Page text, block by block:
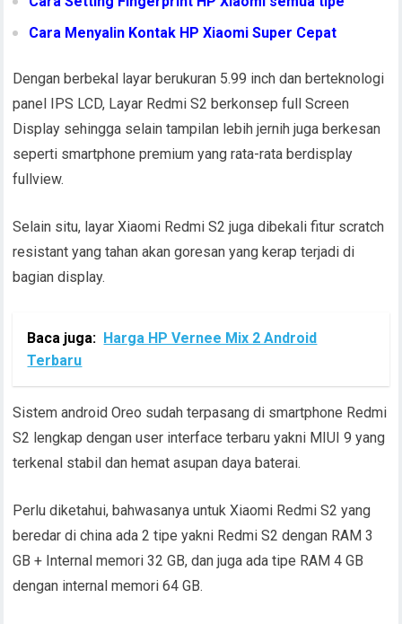
Cara Menyalin Kontak HP Xiaomi Super Cepat
Dengan berbekal layar berukuran 5.99 inch dan berteknologi
panel IPS LCD, Layar Redmi S2 berkonsep full Screen
Display sehingga selain tampilan lebih jernih juga berkesan
seperti smartphone premium yang rata-rata berdisplay
fullview.
Selain situ, layar Xiaomi Redmi S2 juga dibekali fitur scratch
resistant yang tahan akan goresan yang kerap terjadi di
bagian display.
Baca juga: Harga HP Vernee Mix 2 Android
Terbaru
Sistem android Oreo sudah terpasang di smartphone Redmi
S2 lengkap dengan user interface terbaru yakni MIUI 9 yang
terkenal stabil dan hemat asupan daya baterai.
Perlu diketahui, bahwasanya untuk Xiaomi Redmi S2 yang
beredar di china ada 2 tipe yakni Redmi S2 dengan RAM 3
GB + Internal memori 32 GB, dan juga ada tipe RAM 4 GB
dengan internal memori 64 GB.